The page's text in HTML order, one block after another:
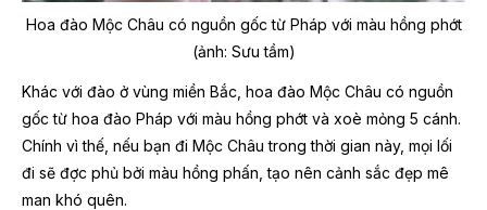
Hoa đào Mộc Châu có nguồn gốc từ Pháp với màu hồng phớt
(ảnh: Sưu tầm)
Khác với đào ở vùng miền Bắc, hoa đào Mộc Châu có nguồn
gốc từ hoa đào Pháp với màu hồng phớt và xoè mỏng 5 cánh.
Chính vì thế, nếu bạn đi Mộc Châu trong thời gian này, mọi lối
đi sẽ đợc phủ bởi màu hồng phấn, tạo nên cảnh sắc đẹp mê
man khó quên.